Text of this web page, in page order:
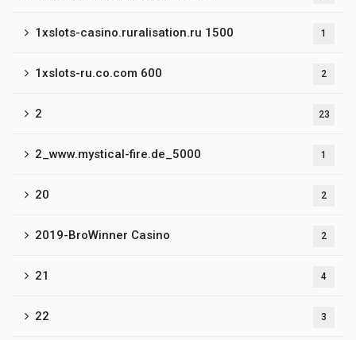
1xslots-casino.ruralisation.ru 1500 1
1xslots-ru.co.com 600 2
2 23
2_www.mystical-fire.de_5000 1
20 2
2019-BroWinner Casino 2
21 4
22 3